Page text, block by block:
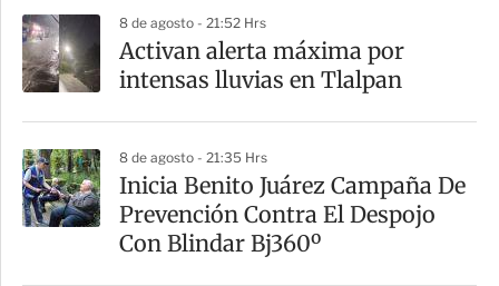
a
r
t
r
8 de agosto - 21:52 Hrs
Activan alerta máxima por
intensas lluvias en Tlalpan
8 de agosto - 21:35 Hrs
Inicia Benito Juárez Campaña De
Prevención Contra El Despojo
Con Blindar Bj360º